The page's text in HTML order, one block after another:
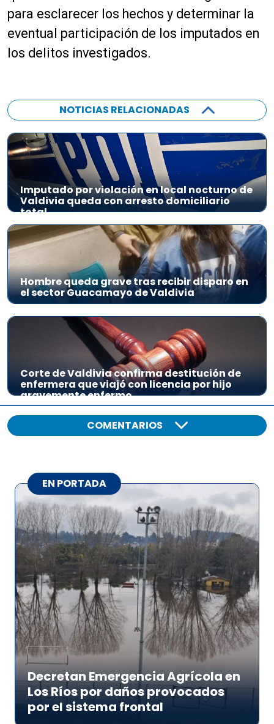
para esclarecer los hechos y determinar la
eventual participación de los imputados en
los delitos investigados.
NOTICIAS RELACIONADAS
Imputado por violación en local nocturno de
Valdivia queda con arresto domiciliario
total
Hombre queda grave tras recibir disparo en
el sector Guacamayo de Valdivia
Corte de Valdivia confirma destitución de
enfermera que viajó con licencia por hijo
gravemente enfermo
COMENTARIOS
EN PORTADA
Decretan Emergencia Agrícola en
Los Ríos por daños provocados
por el sistema frontal